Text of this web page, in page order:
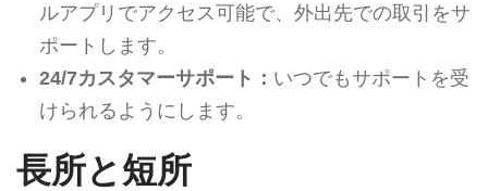
ルアプリでアクセス可能で、外出先での取引をサ
ポートします。
24/7カスタマーサポート： いつでもサポートを受
けられるようにします。
長所と短所